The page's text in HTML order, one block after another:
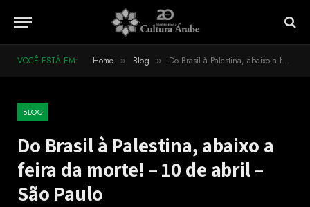
VOCÊ ESTÁ EM: Home » Blog » Do Brasil à Palestina, abaixo a feira da morte! – 10 de abril – São Paulo
BLOG
Do Brasil à Palestina, abaixo a
feira da morte! – 10 de abril –
São Paulo